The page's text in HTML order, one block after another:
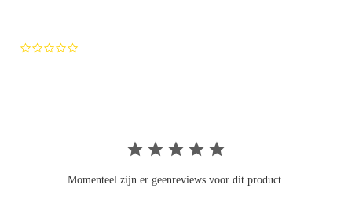
Momenteel zijn er geenreviews voor dit product.